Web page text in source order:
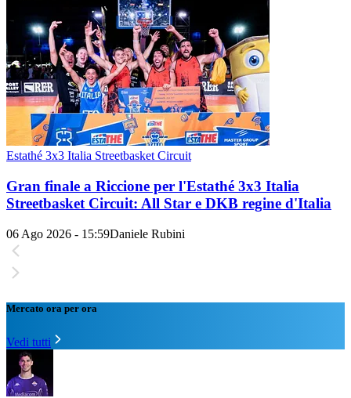
Estathé 3x3 Italia Streetbasket Circuit
Gran finale a Riccione per l'Estathé 3x3 Italia
Streetbasket Circuit: All Star e DKB regine d'Italia
06 Ago 2026 - 15:59Daniele Rubini
Mercato ora per ora
Vedi tutti